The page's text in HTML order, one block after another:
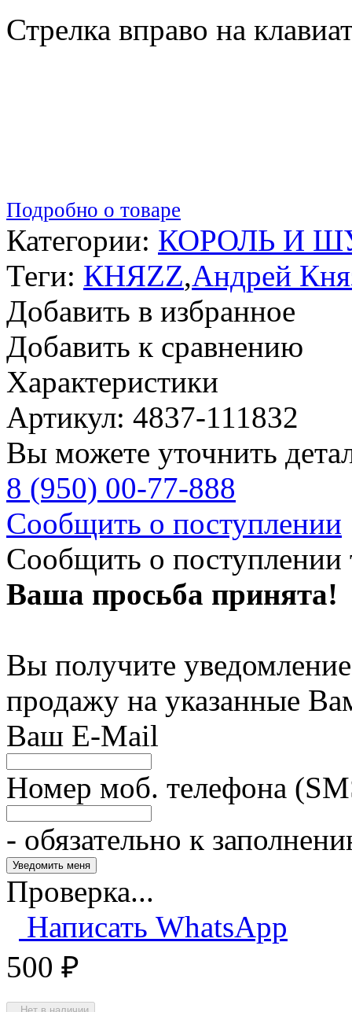
Стрелка вправо на
Подробно о товаре
Категории: КОРОЛЬ И
Теги: КНЯZZ,Андрей
Добавить в избранное
Добавить к сравнению
Характеристики
Артикул: 4837-111832
Вы можете уточнить
8 (950) 00-77-888
Сообщить о поступлении
Сообщить о поступлении
Ваша просьба принята!
Вы получите
продажу на указанные
Ваш E-Mail
Номер моб. телефона
- обязательно к
Проверка...
Написать WhatsApp
500 ₽